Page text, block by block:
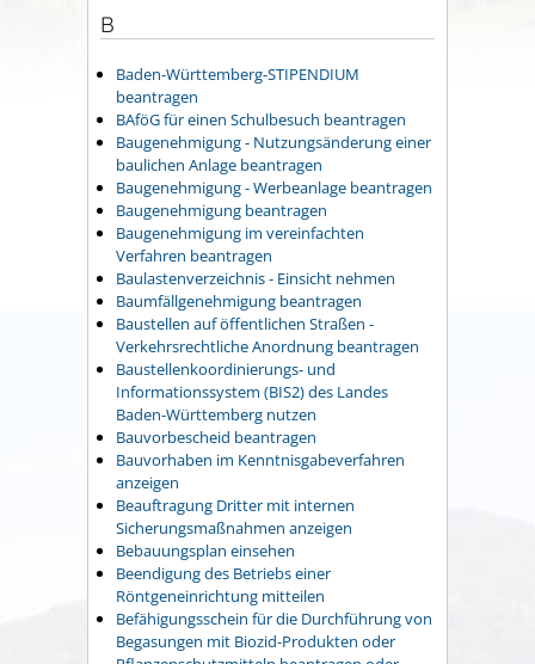
B
Baden-Württemberg-STIPENDIUM
beantragen
BAföG für einen Schulbesuch beantragen
Baugenehmigung - Nutzungsänderung einer
baulichen Anlage beantragen
Baugenehmigung - Werbeanlage beantragen
Baugenehmigung beantragen
Baugenehmigung im vereinfachten
Verfahren beantragen
Baulastenverzeichnis - Einsicht nehmen
Baumfällgenehmigung beantragen
Baustellen auf öffentlichen Straßen -
Verkehrsrechtliche Anordnung beantragen
Baustellenkoordinierungs- und
Informationssystem (BIS2) des Landes
Baden-Württemberg nutzen
Bauvorbescheid beantragen
Bauvorhaben im Kenntnisgabeverfahren
anzeigen
Beauftragung Dritter mit internen
Sicherungsmaßnahmen anzeigen
Bebauungsplan einsehen
Beendigung des Betriebs einer
Röntgeneinrichtung mitteilen
Befähigungsschein für die Durchführung von
Begasungen mit Biozid-Produkten oder